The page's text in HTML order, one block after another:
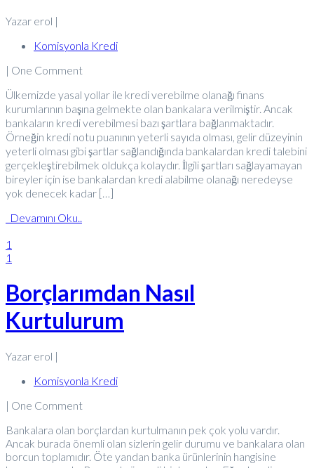
Yazar erol |
Komisyonla Kredi
| One Comment
Ülkemizde yasal yollar ile kredi verebilme olanağı finans
kurumlarının başına gelmekte olan bankalara verilmiştir. Ancak
bankaların kredi verebilmesi bazı şartlara bağlanmaktadır.
Örneğin kredi notu puanının yeterli sayıda olması, gelir düzeyinin
yeterli olması gibi şartlar sağlandığında bankalardan kredi talebini
gerçekleştirebilmek oldukça kolaydır. İlgili şartları sağlayamayan
bireyler için ise bankalardan kredi alabilme olanağı neredeyse
yok denecek kadar […]
Devamını Oku..
1
1
Borçlarımdan Nasıl
Kurtulurum
Yazar erol |
Komisyonla Kredi
| One Comment
Bankalara olan borçlardan kurtulmanın pek çok yolu vardır.
Ancak burada önemli olan sizlerin gelir durumu ve bankalara olan
borcun toplamıdır. Öte yandan banka ürünlerinin hangisine